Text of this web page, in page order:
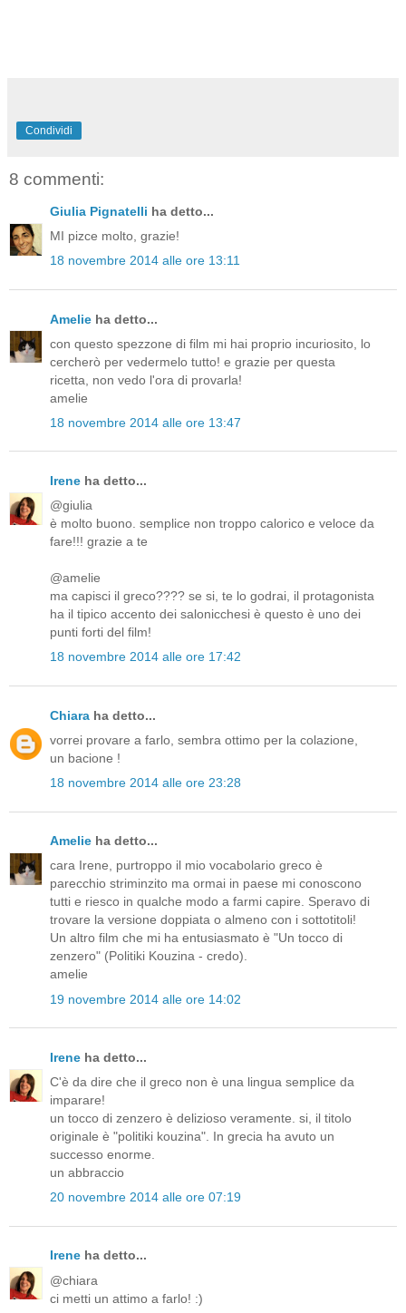
Condividi
8 commenti:
Giulia Pignatelli ha detto...
MI pizce molto, grazie!
18 novembre 2014 alle ore 13:11
Amelie ha detto...
con questo spezzone di film mi hai proprio incuriosito, lo
cercherò per vedermelo tutto! e grazie per questa
ricetta, non vedo l'ora di provarla!
amelie
18 novembre 2014 alle ore 13:47
Irene ha detto...
@giulia
è molto buono. semplice non troppo calorico e veloce da
fare!!! grazie a te
@amelie
ma capisci il greco???? se si, te lo godrai, il protagonista
ha il tipico accento dei salonicchesi è questo è uno dei
punti forti del film!
18 novembre 2014 alle ore 17:42
Chiara ha detto...
vorrei provare a farlo, sembra ottimo per la colazione,
un bacione !
18 novembre 2014 alle ore 23:28
Amelie ha detto...
cara Irene, purtroppo il mio vocabolario greco è
parecchio striminzito ma ormai in paese mi conoscono
tutti e riesco in qualche modo a farmi capire. Speravo di
trovare la versione doppiata o almeno con i sottotitoli!
Un altro film che mi ha entusiasmato è "Un tocco di
zenzero" (Politiki Kouzina - credo).
amelie
19 novembre 2014 alle ore 14:02
Irene ha detto...
C'è da dire che il greco non è una lingua semplice da
imparare!
un tocco di zenzero è delizioso veramente. si, il titolo
originale è "politiki kouzina". In grecia ha avuto un
successo enorme.
un abbraccio
20 novembre 2014 alle ore 07:19
Irene ha detto...
@chiara
ci metti un attimo a farlo! :)